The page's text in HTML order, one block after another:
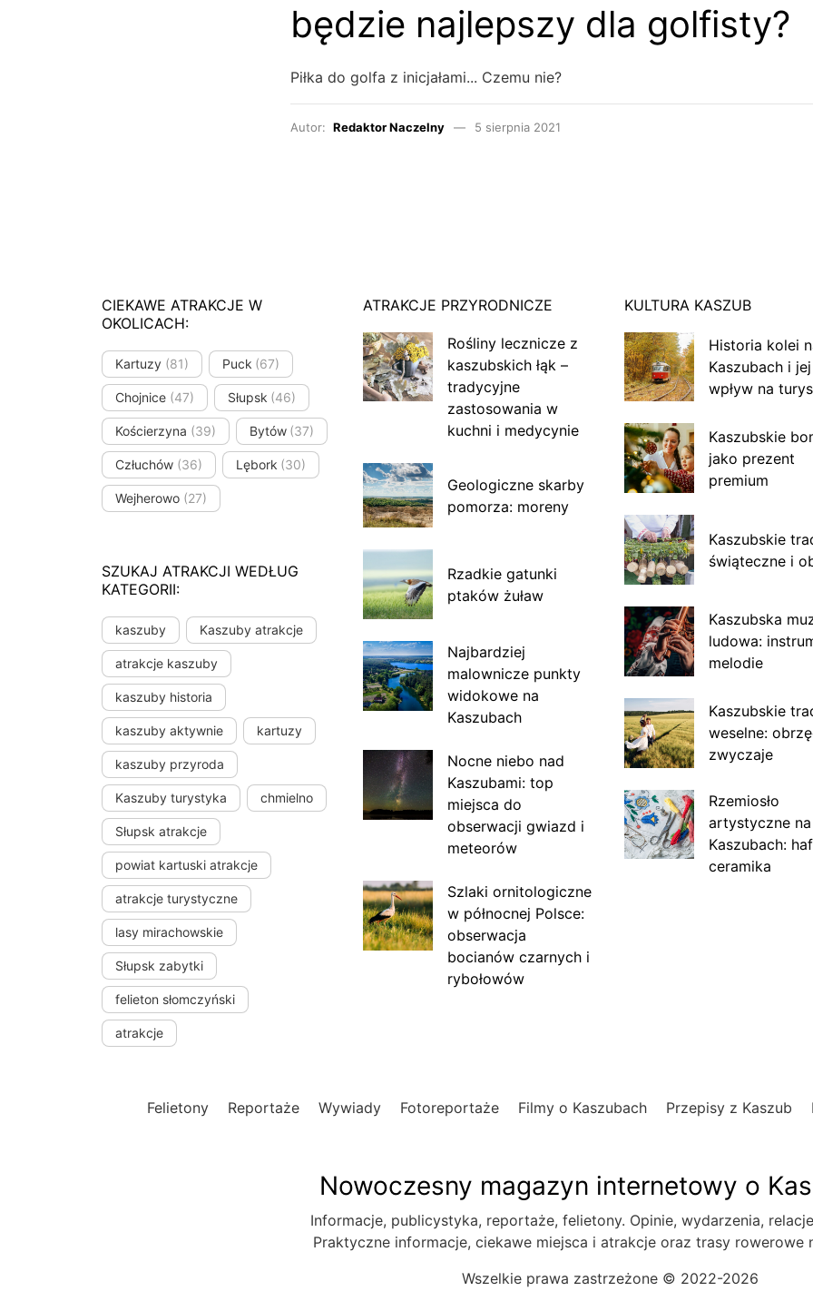
będzie najlepszy dla golfisty?
Piłka do golfa z inicjałami... Czemu nie?
Autor: Redaktor Naczelny 5 sierpnia 2021
CIEKAWE ATRAKCJE W
OKOLICACH:
Kartuzy (81) Puck (67)
Chojnice (47) Słupsk (46)
Kościerzyna (39) Bytów (37)
Człuchów (36) Lębork (30)
Wejherowo (27)
SZUKAJ ATRAKCJI WEDŁUG
KATEGORII:
kaszuby Kaszuby atrakcje
atrakcje kaszuby
kaszuby historia
kaszuby aktywnie kartuzy
kaszuby przyroda
Kaszuby turystyka chmielno
Słupsk atrakcje
powiat kartuski atrakcje
atrakcje turystyczne
lasy mirachowskie
Słupsk zabytki
felieton słomczyński
atrakcje
ATRAKCJE PRZYRODNICZE
Rośliny lecznicze z
kaszubskich łąk –
tradycyjne
zastosowania w
kuchni i medycynie
Geologiczne skarby
pomorza: moreny
Rzadkie gatunki
ptaków żuław
Najbardziej
malownicze punkty
widokowe na
Kaszubach
Nocne niebo nad
Kaszubami: top
miejsca do
obserwacji gwiazd i
meteorów
Szlaki ornitologiczne
w północnej Polsce:
obserwacja
bocianów czarnych i
rybołowów
KULTURA KASZUB
Historia kolei
Kaszubach i jej
wpływ na
Kaszubskie
jako prezent
premium
Kaszubskie
świąteczne i
Kaszubska
ludowa:
melodie
Kaszubskie
weselne:
zwyczaje
Rzemiosło
artystyczne na
Kaszubach:
ceramika
Felietony Reportaże Wywiady Fotoreportaże Filmy o Kaszubach Przepisy z Kaszub
Nowoczesny magazyn internetowy o
Informacje, publicystyka, reportaże, felietony. Opinie, wydarzenia,
Praktyczne informacje, ciekawe miejsca i atrakcje oraz trasy rowerowe
Wszelkie prawa zastrzeżone © 2022-2026